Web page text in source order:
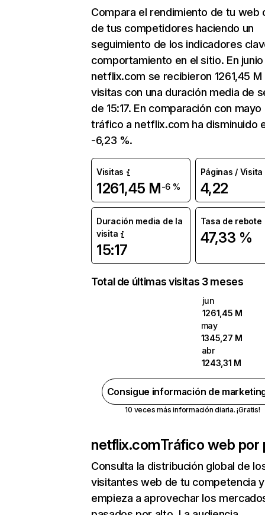
Compara el rendimiento de tu web
de tus competidores haciendo un
seguimiento de los indicadores
comportamiento en el sitio. En junio
netflix.com se recibieron 1261,45 M
visitas con una duración media de
de 15:17. En comparación con mayo
tráfico a netflix.com ha disminuido
-6,23 %.
Visitas
1261,45 M-6 %
Páginas / Visita
4,22
Duración media de la
visita
15:17
Tasa de rebote
47,33 %
Total de últimas visitas 3 meses
jun
1261,45 M
may
1345,27 M
abr
1243,31 M
Consigue información de
10 veces más información diaria. ¡Gratis!
netflix.comTráfico web por
Consulta la distribución global de
visitantes web de tu competencia y
empieza a aprovechar los